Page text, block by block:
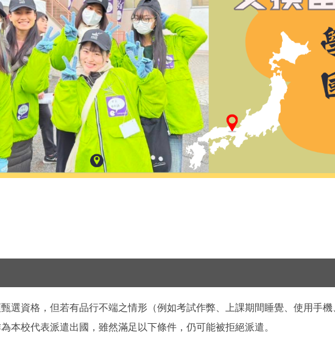
選資格，但若有品行不端之情形（例如考試作弊、上課期間睡覺、使用手
本校代表派遣出國，雖然滿足以下條件，仍可能被拒絕派遣。